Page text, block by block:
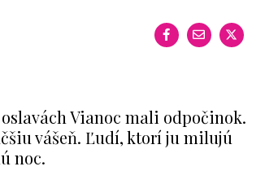
Vianoc mali odpočinok.
vášeň. Ľudí, ktorí ju milujú
noc.